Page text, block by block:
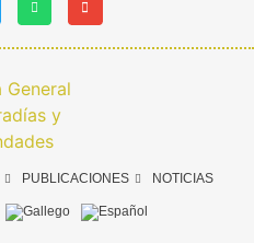
PUBLICACIONES NOTICIAS